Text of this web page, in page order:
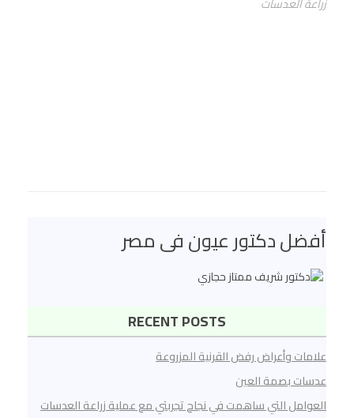
أفضل دكتور عيون فى مصر
RECENT POSTS
علامات وأعراض رفض القرنية المزروعة
عدسات بصمة العين
العوامل التي ساهمت في نجاح ‏تجربتي مع عملية زراعة العدسات